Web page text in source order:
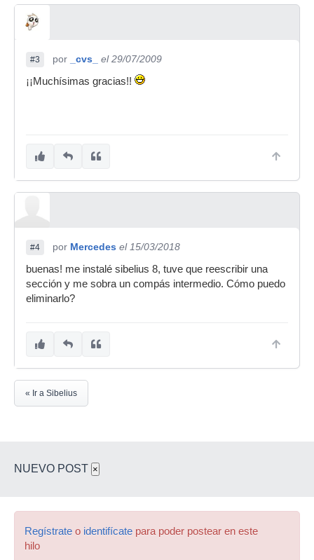
#3 por _cvs_
el 29/07/2009
¡¡Muchísimas gracias!!
#4 por Mercedes el 15/03/2018
buenas! me instalé sibelius 8, tuve que reescribir una
sección y me sobra un compás intermedio. Cómo puedo
eliminarlo?
« Ir a Sibelius
NUEVO POST ×
Regístrate o identifícate para poder postear en este
hilo